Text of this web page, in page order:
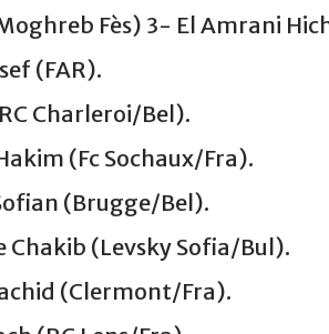
Fès) 3- El Amrani
(FAR).
Charleroi/Bel).
(Fc Sochaux/Fra).
(Brugge/Bel).
Chakib (Levsky Sofia/Bul).
(Clermont/Fra).